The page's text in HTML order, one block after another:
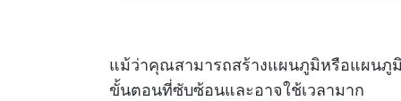
แม้ว่าคุณสามารถสร้างแผนภูมิหรือแผนภู
ขั้นตอนที่ซับซ้อนและอาจใช้เวลามาก